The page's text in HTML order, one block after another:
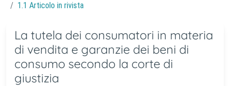
1.1 Articolo in rivista
La tutela dei consumatori in materia
di vendita e garanzie dei beni di
consumo secondo la corte di
giustizia